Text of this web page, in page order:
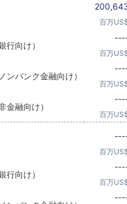
百万
向け）
百万
バンク金融向け）
百万
融向け）
百万
百万
向け）
百万